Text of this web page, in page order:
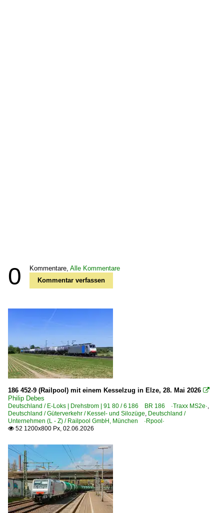
0 Kommentare, Alle Kommentare
Kommentar verfassen
186 452-9 (Railpool) mit einem Kesselzug in Elze, 28. Mai 2026 
Philip Debes
Deutschland / E-Loks | Drehstrom | 91 80 / 6 186 BR 186 ·Traxx MS2e·,
Deutschland / Güterverkehr / Kessel- und Silozüge, Deutschland /
Unternehmen (L - Z) / Railpool GmbH, München ·Rpool·
 52 1200x800 Px, 02.06.2026